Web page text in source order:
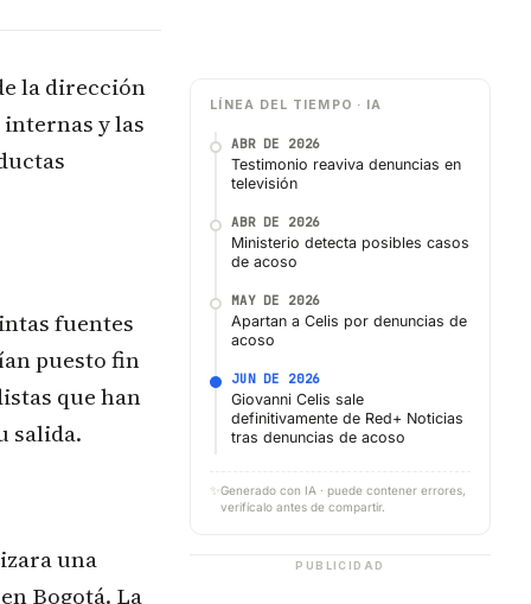
la dirección
y las
fuentes
puesto fin
que han
salida.
una
Bogotá. La
LÍNEA DEL TIEMPO · IA
ABR DE 2026
Testimonio reaviva denuncias en
televisión
ABR DE 2026
Ministerio detecta posibles casos
de acoso
MAY DE 2026
Apartan a Celis por denuncias de
acoso
JUN DE 2026
Giovanni Celis sale
definitivamente de Red+ Noticias
tras denuncias de acoso
✨ Generado con IA · puede contener errores,
verifícalo antes de compartir.
PUBLICIDAD